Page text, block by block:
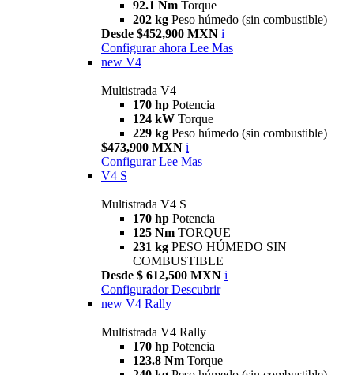
92.1 Nm Torque
202 kg Peso húmedo (sin combustible)
Desde $452,900 MXN i
Configurar ahora Lee Mas
new V4
Multistrada V4
170 hp Potencia
124 kW Torque
229 kg Peso húmedo (sin combustible)
$473,900 MXN i
Configurar Lee Mas
V4 S
Multistrada V4 S
170 hp Potencia
125 Nm TORQUE
231 kg PESO HÚMEDO SIN
COMBUSTIBLE
Desde $ 612,500 MXN i
Configurador Descubrir
new V4 Rally
Multistrada V4 Rally
170 hp Potencia
123.8 Nm Torque